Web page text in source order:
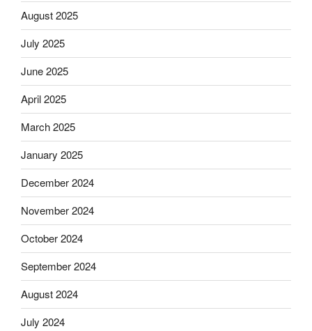
August 2025
July 2025
June 2025
April 2025
March 2025
January 2025
December 2024
November 2024
October 2024
September 2024
August 2024
July 2024